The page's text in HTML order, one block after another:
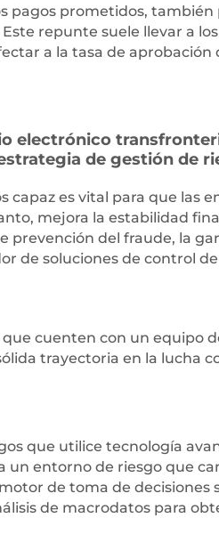
pagos prometidos,
repunte suele llevar a
a la tasa de
electrónico
de gestión de
capaz es vital para que las
mejora la estabilidad
prevención del fraude, la
de soluciones de control
cuenten con un equipo
trayectoria en la lucha
que utilice tecnología
un entorno de riesgo que
de toma de decisiones
de macrodatos para